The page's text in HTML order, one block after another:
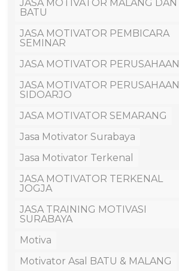
JASA MOTIVATOR MALANG DAN
BATU
JASA MOTIVATOR PEMBICARA
SEMINAR
JASA MOTIVATOR PERUSAHAAN
JASA MOTIVATOR PERUSAHAAN
SIDOARJO
JASA MOTIVATOR SEMARANG
Jasa Motivator Surabaya
Jasa Motivator Terkenal
JASA MOTIVATOR TERKENAL
JOGJA
JASA TRAINING MOTIVASI
SURABAYA
Motiva
Motivator Asal BATU & MALANG